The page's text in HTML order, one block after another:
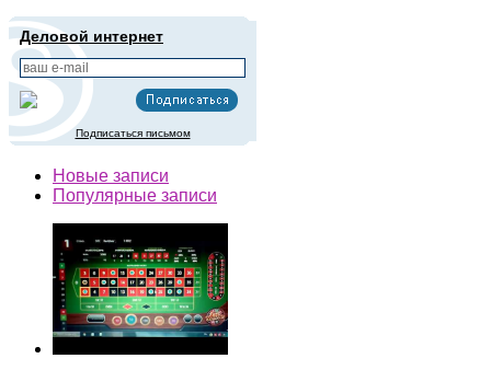
Деловой интернет
Подписаться письмом
Новые записи
Популярные записи